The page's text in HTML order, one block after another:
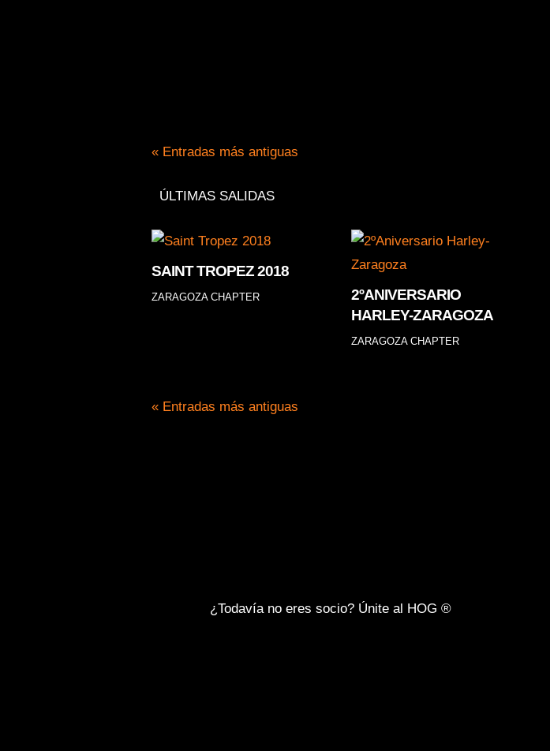
« Entradas más antiguas
ÚLTIMAS SALIDAS
SAINT TROPEZ 2018
ZARAGOZA CHAPTER
2ºANIVERSARIO
HARLEY-ZARAGOZA
ZARAGOZA CHAPTER
« Entradas más antiguas
¿Todavía no eres socio? Únite al HOG ®